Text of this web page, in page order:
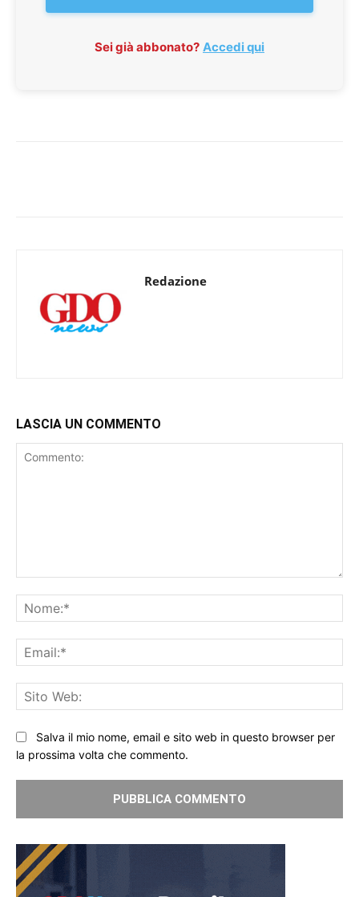
Sei già abbonato? Accedi qui
Redazione
LASCIA UN COMMENTO
Salva il mio nome, email e sito web in questo browser per
la prossima volta che commento.